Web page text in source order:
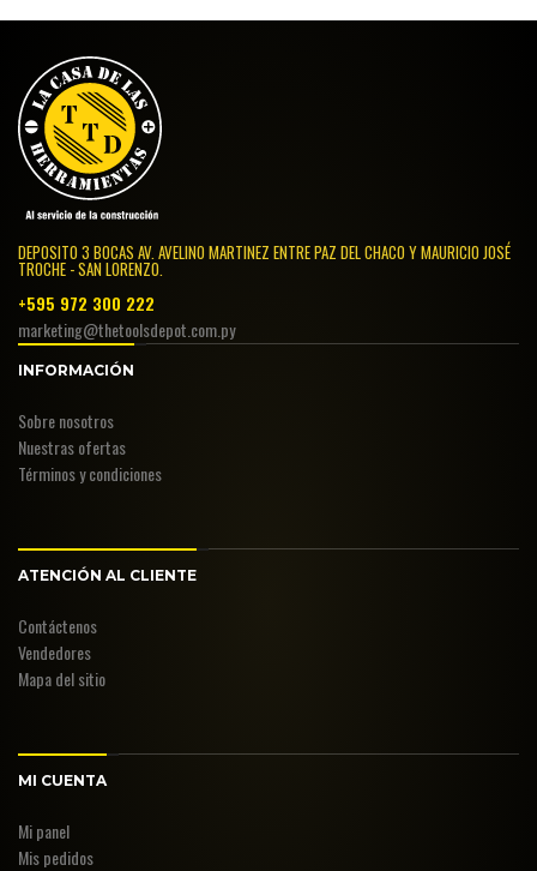
DEPOSITO 3 BOCAS AV. AVELINO MARTINEZ ENTRE PAZ DEL CHACO Y MAURICIO JOSÉ
TROCHE - SAN LORENZO.
+595 972 300 222
marketing@thetoolsdepot.com.py
INFORMACIÓN
Sobre nosotros
Nuestras ofertas
Términos y condiciones
ATENCIÓN AL CLIENTE
Contáctenos
Vendedores
Mapa del sitio
MI CUENTA
Mi panel
Mis pedidos